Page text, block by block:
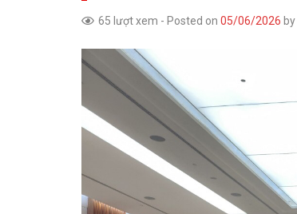
65 lượt xem - Posted on 05/06/2026 by